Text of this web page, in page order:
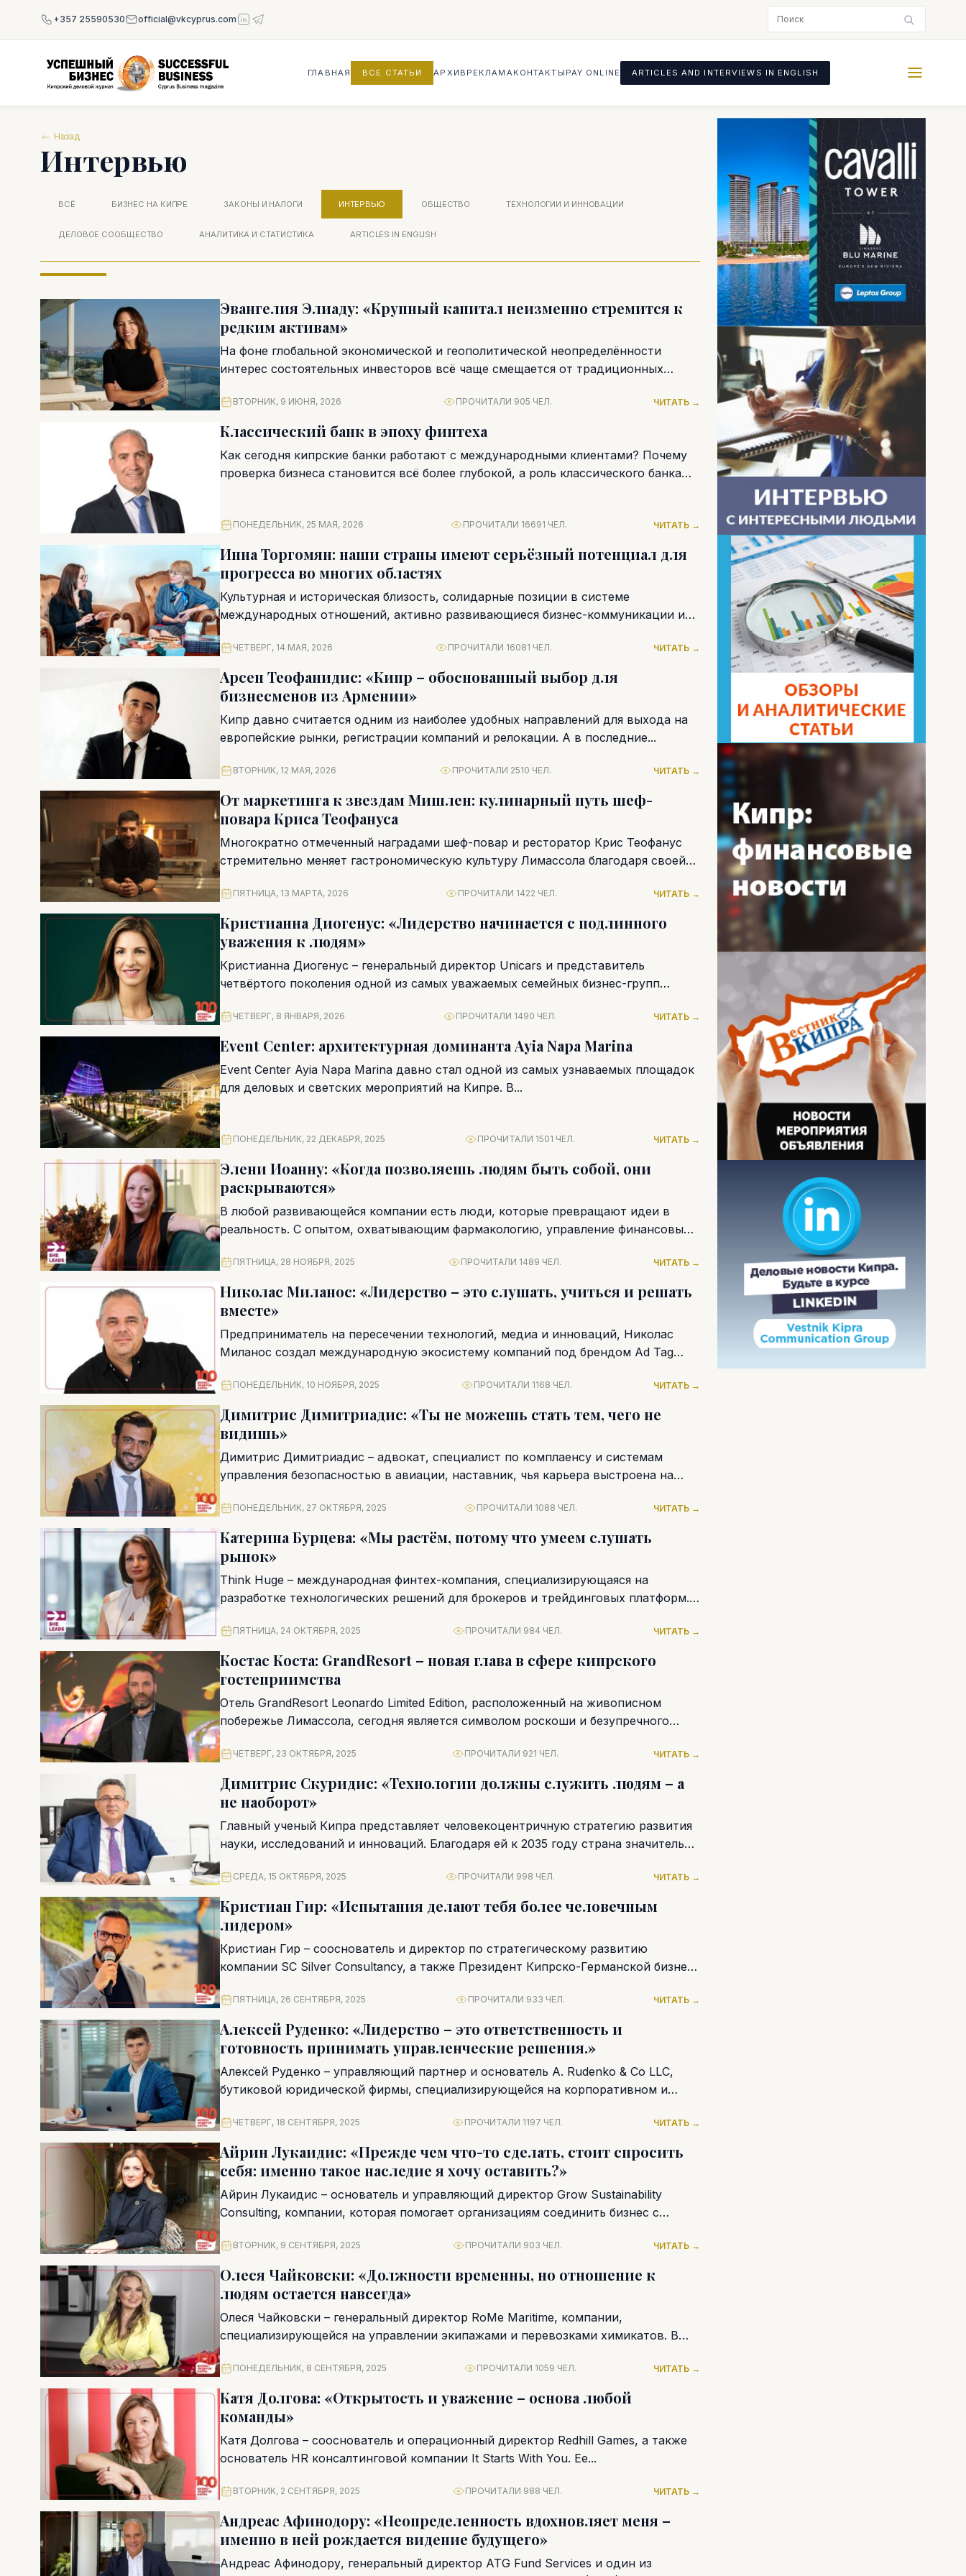
+357 25590530 official@vkcyprus.com
ГЛАВНАЯ ВСЕ СТАТЬИ АРХИВ РЕКЛАМА КОНТАКТЫ PAY ONLINE ARTICLES AND INTERVIEWS IN ENGLISH
Назад
Интервью
ВСЁ БИЗНЕС НА КИПРЕ ЗАКОНЫ И НАЛОГИ ИНТЕРВЬЮ ОБЩЕСТВО ТЕХНОЛОГИИ И ИННОВАЦИИ
ДЕЛОВОЕ СООБЩЕСТВО АНАЛИТИКА И СТАТИСТИКА ARTICLES IN ENGLISH
Эвангелия Элиаду: «Крупный капитал неизменно стремится к
редким активам»
На фоне глобальной экономической и геополитической неопределённости
интерес состоятельных инвесторов всё чаще смещается от традиционных
ВТОРНИК, 9 ИЮНЯ, 2026 ПРОЧИТАЛИ 905 ЧЕЛ. ЧИТАТЬ →
Классический банк в эпоху финтеха
Как сегодня кипрские банки работают с международными клиентами? Почему
проверка бизнеса становится всё более глубокой, а роль классического банка
ПОНЕДЕЛЬНИК, 25 МАЯ, 2026 ПРОЧИТАЛИ 16691 ЧЕЛ. ЧИТАТЬ →
Инна Торгомян: наши страны имеют серьёзный потенциал для
прогресса во многих областях
Культурная и историческая близость, солидарные позиции в системе
международных отношений, активно развивающиеся бизнес-коммуникации и
ЧЕТВЕРГ, 14 МАЯ, 2026 ПРОЧИТАЛИ 16081 ЧЕЛ. ЧИТАТЬ →
Арсен Теофанидис: «Кипр – обоснованный выбор для
бизнесменов из Армении»
Кипр давно считается одним из наиболее удобных направлений для выхода на
европейские рынки, регистрации компаний и релокации. А в последние...
ВТОРНИК, 12 МАЯ, 2026 ПРОЧИТАЛИ 2510 ЧЕЛ. ЧИТАТЬ →
От маркетинга к звездам Мишлен: кулинарный путь шеф-
повара Криса Теофануса
Многократно отмеченный наградами шеф-повар и ресторатор Крис Теофанус
стремительно меняет гастрономическую культуру Лимассола благодаря своей
ПЯТНИЦА, 13 МАРТА, 2026 ПРОЧИТАЛИ 1422 ЧЕЛ. ЧИТАТЬ →
Кристианна Диогенус: «Лидерство начинается с подлинного
уважения к людям»
Кристианна Диогенус – генеральный директор Unicars и представитель
четвёртого поколения одной из самых уважаемых семейных бизнес-групп
ЧЕТВЕРГ, 8 ЯНВАРЯ, 2026 ПРОЧИТАЛИ 1490 ЧЕЛ. ЧИТАТЬ →
Event Center: архитектурная доминанта Ayia Napa Marina
Event Center Ayia Napa Marina давно стал одной из самых узнаваемых площадок
для деловых и светских мероприятий на Кипре. В...
ПОНЕДЕЛЬНИК, 22 ДЕКАБРЯ, 2025 ПРОЧИТАЛИ 1501 ЧЕЛ. ЧИТАТЬ →
Элени Иоанну: «Когда позволяешь людям быть собой, они
раскрываются»
В любой развивающейся компании есть люди, которые превращают идеи в
реальность. С опытом, охватывающим фармакологию, управление финансовыми
ПЯТНИЦА, 28 НОЯБРЯ, 2025 ПРОЧИТАЛИ 1489 ЧЕЛ. ЧИТАТЬ →
Николас Миланос: «Лидерство – это слушать, учиться и решать
вместе»
Предприниматель на пересечении технологий, медиа и инноваций, Николас
Миланос создал международную экосистему компаний под брендом Ad Tag
ПОНЕДЕЛЬНИК, 10 НОЯБРЯ, 2025 ПРОЧИТАЛИ 1168 ЧЕЛ. ЧИТАТЬ →
Димитрис Димитриадис: «Ты не можешь стать тем, чего не
видишь»
Димитрис Димитриадис – адвокат, специалист по комплаенсу и системам
управления безопасностью в авиации, наставник, чья карьера выстроена на
ПОНЕДЕЛЬНИК, 27 ОКТЯБРЯ, 2025 ПРОЧИТАЛИ 1088 ЧЕЛ. ЧИТАТЬ →
Катерина Бурцева: «Мы растём, потому что умеем слушать
рынок»
Think Huge – международная финтех-компания, специализирующаяся на
разработке технологических решений для брокеров и трейдинговых платформ.
ПЯТНИЦА, 24 ОКТЯБРЯ, 2025 ПРОЧИТАЛИ 984 ЧЕЛ. ЧИТАТЬ →
Костас Коста: GrandResort – новая глава в сфере кипрского
гостеприимства
Отель GrandResort Leonardo Limited Edition, расположенный на живописном
побережье Лимассола, сегодня является символом роскоши и безупречного
ЧЕТВЕРГ, 23 ОКТЯБРЯ, 2025 ПРОЧИТАЛИ 921 ЧЕЛ. ЧИТАТЬ →
Димитрис Скуридис: «Технологии должны служить людям – а
не наоборот»
Главный ученый Кипра представляет человекоцентричную стратегию развития
науки, исследований и инноваций. Благодаря ей к 2035 году страна значительно
СРЕДА, 15 ОКТЯБРЯ, 2025 ПРОЧИТАЛИ 998 ЧЕЛ. ЧИТАТЬ →
Кристиан Гир: «Испытания делают тебя более человечным
лидером»
Кристиан Гир – сооснователь и директор по стратегическому развитию
компании SC Silver Consultancy, а также Президент Кипрско-Германской бизнес-
ПЯТНИЦА, 26 СЕНТЯБРЯ, 2025 ПРОЧИТАЛИ 933 ЧЕЛ. ЧИТАТЬ →
Алексей Руденко: «Лидерство – это ответственность и
готовность принимать управленческие решения.»
Алексей Руденко – управляющий партнер и основатель A. Rudenko & Co LLC,
бутиковой юридической фирмы, специализирующейся на корпоративном и
ЧЕТВЕРГ, 18 СЕНТЯБРЯ, 2025 ПРОЧИТАЛИ 1197 ЧЕЛ. ЧИТАТЬ →
Айрин Лукаидис: «Прежде чем что-то сделать, стоит спросить
себя: именно такое наследие я хочу оставить?»
Айрин Лукаидис – основатель и управляющий директор Grow Sustainability
Consulting, компании, которая помогает организациям соединить бизнес с
ВТОРНИК, 9 СЕНТЯБРЯ, 2025 ПРОЧИТАЛИ 903 ЧЕЛ. ЧИТАТЬ →
Олеся Чайковски: «Должности временны, но отношение к
людям остается навсегда»
Олеся Чайковски – генеральный директор RoMe Maritime, компании,
специализирующейся на управлении экипажами и перевозками химикатов. В
ПОНЕДЕЛЬНИК, 8 СЕНТЯБРЯ, 2025 ПРОЧИТАЛИ 1059 ЧЕЛ. ЧИТАТЬ →
Катя Долгова: «Открытость и уважение – основа любой
команды»
Катя Долгова – сооснователь и операционный директор Redhill Games, а также
основатель HR консалтинговой компании It Starts With You. Ее...
ВТОРНИК, 2 СЕНТЯБРЯ, 2025 ПРОЧИТАЛИ 988 ЧЕЛ. ЧИТАТЬ →
Андреас Афинодору: «Неопределенность вдохновляет меня –
именно в ней рождается видение будущего»
Андреас Афинодору, генеральный директор ATG Fund Services и один из